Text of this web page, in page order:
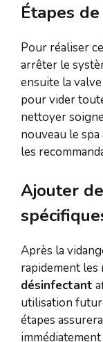
Étapes
Pour réaliser
arrêter le
ensuite la
pour vider
nettoyer
nouveau le spa
les
Ajouter
Après la
rapidement les
désinfectant
utilisation
étapes